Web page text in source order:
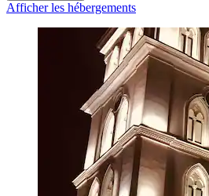
Afficher les hébergements